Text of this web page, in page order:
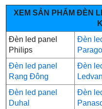
XEM SẢN PHẨM ĐÈN
Đèn led panel
Philips
Đèn
Đèn led panel
Rạng Đông
Đèn
Đèn led panel
Duhal
Đèn